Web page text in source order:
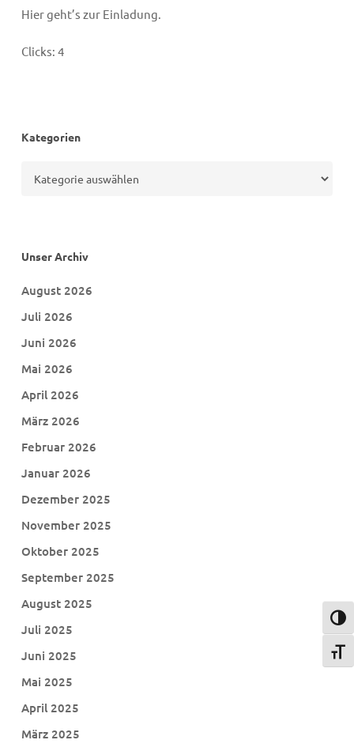
Hier geht’s zur Einladung.
Clicks: 4
Kategorien
Unser Archiv
August 2026
Juli 2026
Juni 2026
Mai 2026
April 2026
März 2026
Februar 2026
Januar 2026
Dezember 2025
November 2025
Oktober 2025
September 2025
August 2025
Juli 2025
Juni 2025
Mai 2025
April 2025
März 2025